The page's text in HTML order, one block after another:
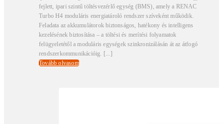
fejlett, ipari szintű töltésvezérlő egység (BMS), amely a RENAC
Turbo H4 moduláris energiatároló rendszer szíveként működik.
Feladata az akkumulátorok biztonságos, hatékony és intelligens
kezelésének biztosítása – a töltési és merítési folyamatok
felügyeletétől a moduláris egységek szinkronizálásán át az átfogó
rendszerkommunikációig. [...]
Tovább olvasom